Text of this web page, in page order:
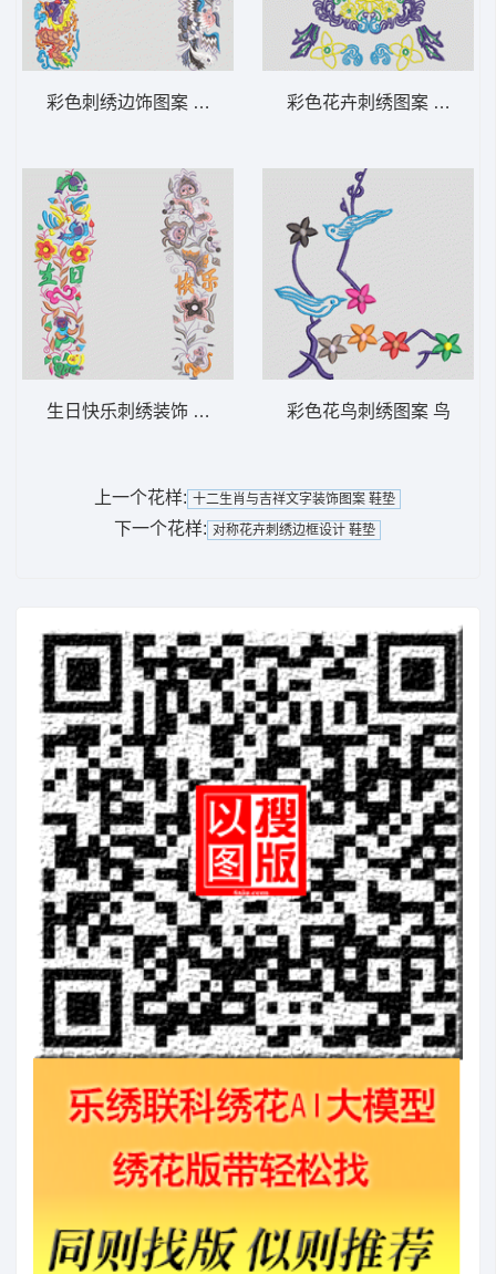
彩色刺绣边饰图案 鞋垫
生日快乐刺绣装饰 鞋垫
彩色花卉刺绣图案 抽象 曲
彩色花鸟刺绣图案 鸟
上一个花样: 十二生肖与吉祥文字装饰图案 鞋垫
下一个花样: 对称花卉刺绣边框设计 鞋垫